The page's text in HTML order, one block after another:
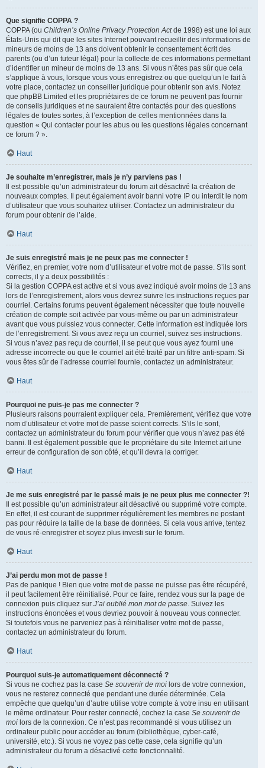
Que signifie COPPA ?
COPPA (ou Children’s Online Privacy Protection Actde 1998) est une loi aux
États-Unis qui dit que les sites Internet pouvant recueillir des informations de
mineurs de moins de 13 ans doivent obtenir le consentement écrit des
parents (ou d’un tuteur légal) pour la collecte de ces informations permettant
d’identifier un mineur de moins de 13 ans. Si vous n’êtes pas sûr que cela
s’applique à vous, lorsque vous vous enregistrez ou que quelqu’un le fait à
votre place, contactez un conseiller juridique pour obtenir son avis. Notez
que phpBB Limited et les propriétaires de ce forum ne peuvent pas fournir
de conseils juridiques et ne sauraient être contactés pour des questions
légales de toutes sortes, à l’exception de celles mentionnées dans la
question « Qui contacter pour les abus ou les questions légales concernant
ce forum ? ».
Haut
Je souhaite m’enregistrer, mais je n’y parviens pas !
Il est possible qu’un administrateur du forum ait désactivé la création de
nouveaux comptes. Il peut également avoir banni votre IP ou interdit le nom
d’utilisateur que vous souhaitez utiliser. Contactez un administrateur du
forum pour obtenir de l’aide.
Haut
Je suis enregistré mais je ne peux pas me connecter !
Vérifiez, en premier, votre nom d’utilisateur et votre mot de passe. S’ils sont
corrects, il y a deux possibilités :
Si la gestion COPPA est active et si vous avez indiqué avoir moins de 13 ans
lors de l’enregistrement, alors vous devrez suivre les instructions reçues par
courriel. Certains forums peuvent également nécessiter que toute nouvelle
création de compte soit activée par vous-même ou par un administrateur
avant que vous puissiez vous connecter. Cette information est indiquée lors
de l’enregistrement. Si vous avez reçu un courriel, suivez ses instructions.
Si vous n’avez pas reçu de courriel, il se peut que vous ayez fourni une
adresse incorrecte ou que le courriel ait été traité par un filtre anti-spam. Si
vous êtes sûr de l’adresse courriel fournie, contactez un administrateur.
Haut
Pourquoi ne puis-je pas me connecter ?
Plusieurs raisons pourraient expliquer cela. Premièrement, vérifiez que votre
nom d’utilisateur et votre mot de passe soient corrects. S’ils le sont,
contactez un administrateur du forum pour vérifier que vous n’avez pas été
banni. Il est également possible que le propriétaire du site Internet ait une
erreur de configuration de son côté, et qu’il devra la corriger.
Haut
Je me suis enregistré par le passé mais je ne peux plus me connecter ?!
Il est possible qu’un administrateur ait désactivé ou supprimé votre compte.
En effet, il est courant de supprimer régulièrement les membres ne postant
pas pour réduire la taille de la base de données. Si cela vous arrive, tentez
de vous ré-enregistrer et soyez plus investi sur le forum.
Haut
J’ai perdu mon mot de passe !
Pas de panique ! Bien que votre mot de passe ne puisse pas être récupéré,
il peut facilement être réinitialisé. Pour ce faire, rendez vous sur la page de
connexion puis cliquez sur J’ai oublié mon mot de passe. Suivez les
instructions énoncées et vous devriez pouvoir à nouveau vous connecter.
Si toutefois vous ne parveniez pas à réinitialiser votre mot de passe,
contactez un administrateur du forum.
Haut
Pourquoi suis-je automatiquement déconnecté ?
Si vous ne cochez pas la case Se souvenir de moi lors de votre connexion,
vous ne resterez connecté que pendant une durée déterminée. Cela
empêche que quelqu’un d’autre utilise votre compte à votre insu en utilisant
le même ordinateur. Pour rester connecté, cochez la case Se souvenir de
moi lors de la connexion. Ce n’est pas recommandé si vous utilisez un
ordinateur public pour accéder au forum (bibliothèque, cyber-café,
université, etc.). Si vous ne voyez pas cette case, cela signifie qu’un
administrateur du forum a désactivé cette fonctionnalité.